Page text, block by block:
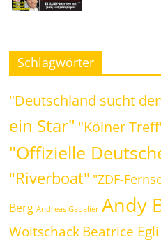
Schlagwörter
"Deutschland sucht
ein Star" "Kölner
"Offizielle
"Riverboat" "ZDF-
Berg Andreas Gabalier Andy
WoitschackBeatrice Egli